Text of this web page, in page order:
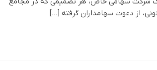
از دعوت سهامداران گرفته […]